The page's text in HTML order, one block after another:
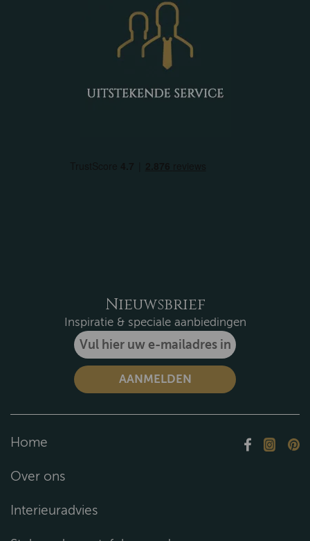
Nieuwsbrief
Inspiratie & speciale aanbiedingen
Home
Over ons
Interieuradvies